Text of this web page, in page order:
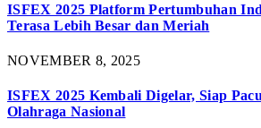
ISFEX 2025 Platform Pertumbuhan
Terasa Lebih Besar dan Meriah
NOVEMBER 8, 2025
ISFEX 2025 Kembali Digelar, Siap
Olahraga Nasional